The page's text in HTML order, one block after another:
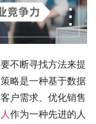
不断寻找方法来提
略是一种基于数据
户需求、优化销售
作为一种先进的人